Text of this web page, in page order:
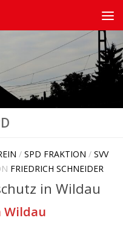
/ SPD FRAKTION / SVV
FRIEDRICH SCHNEIDER
in Wildau
Wildau